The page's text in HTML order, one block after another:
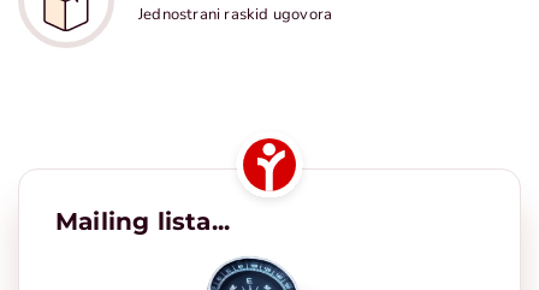
Jednostrani raskid ugovora
Mailing lista...